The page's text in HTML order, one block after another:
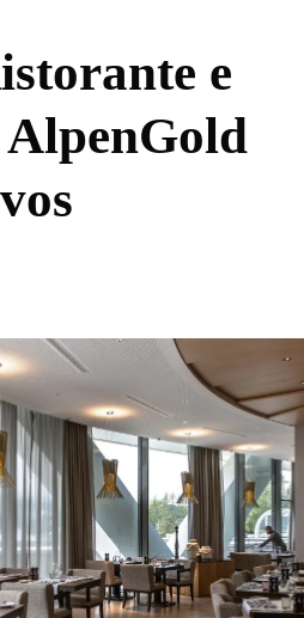
istorante e
AlpenGold
vos